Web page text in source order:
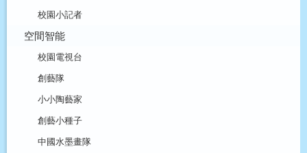
校園小記者
空間智能
校園電視台
創藝隊
小小陶藝家
創藝小種子
中國水墨畫隊